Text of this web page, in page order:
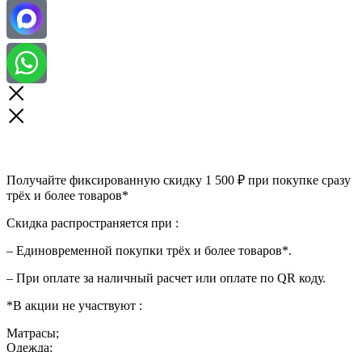
Получайте фиксированную скидку 1 500 ₽ при покупке сразу
трёх и более товаров*
Скидка распространяется при :
– Единовременной покупки трёх и более товаров*.
– При оплате за наличный расчет или оплате по QR коду.
*В акции не участвуют :
Матрасы;
Одежда;